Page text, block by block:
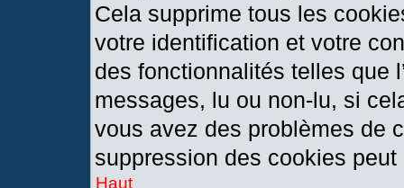
Cela supprime tous les
votre identification et votre
des fonctionnalités telles que
messages, lu ou non-lu, si
vous avez des problèmes de
suppression des cookies peut
Haut